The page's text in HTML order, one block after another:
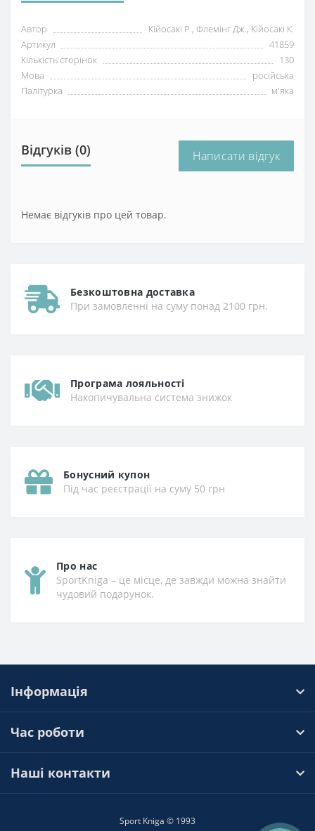
Автор
Кійосакі Р., Флемінг Дж., Кійосакі К.
Артикул
41859
Кількість сторінок
130
Мова
російська
Палітурка
м'яка
Відгуків (0) Написати відгук
Немає відгуків про цей товар.
Безкоштовна доставка
При замовленні на суму понад 2100 грн.
Програма лояльності
Накопичувальна система знижок
Бонусний купон
Під час реєстрації на суму 50 грн
Про нас
SportKniga – це місце, де завжди можна знайти
чудовий подарунок.
Інформація
Час роботи
Наші контакти
Sport Kniga © 1993